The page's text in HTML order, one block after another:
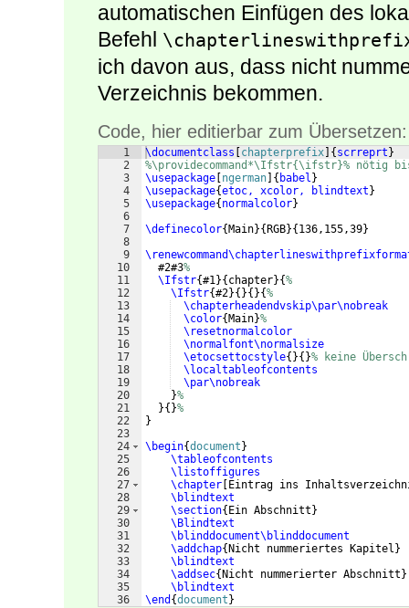
automatischen Einfügen des
Befehl
ich davon aus, dass nicht
Verzeichnis bekommen.
Code, hier editierbar zum Übersetzen:
1
2
3
4
5
6
7
8
9
10
11
12
13
14
15
16
17
18
19
20
21
22
23
24
25
26
27
28
29
30
31
32
33
34
35
36
\documentclass chapterprefix { scrreprt }
%\providecommand*\Ifstr{\ifstr}% nötig
\usepackage ngerman { babel }
\usepackage{etoc, xcolor, blindtext }
\usepackage{ normalcolor}
\definecolor{ Main}{ RGB}{ 136,155,39}
  #2#3
%
\Ifstr{#1}{ chapter}{%
\Ifstr{#2}{ }{ }{%
\chapterheadendvskip\par\nobreak
\color{ Main}%
\resetnormalcolor
\normalfont\normalsize
\etocsettocstyle{ }{ }% keine
\localtableofcontents
\par\nobreak
}%
}{ }%
}
\begin{document }
\tableofcontents
\listoffigures
\chapter
Eintrag ins
\blindtext
\section{ Ein Abschnitt }
\Blindtext
\blinddocument\blinddocument
\addchap{ Nicht nummeriertes Kapitel }
\blindtext
\addsec{ Nicht nummerierter Abschnitt }
\blindtext
\end {document }